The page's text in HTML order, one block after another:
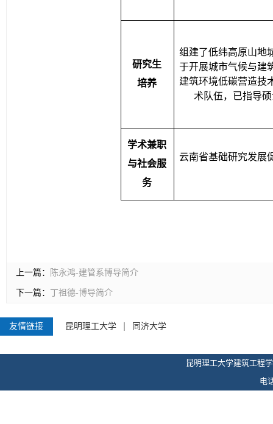
研究生
培养
组建了低纬高原山地
于开展城市气候与建
建筑环境低碳营造技
术队伍，已指导
学术兼职
与社会服
务
云南省基础研究发展
上一篇： 陈永鸿-建管系博导简介
下一篇： 丁祖德-博导简介
友情链接 昆明理工大学 同济大学
昆明理工大学建筑工程
电